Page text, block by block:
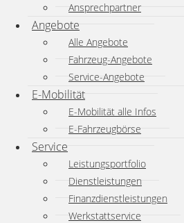
Ansprechpartner
Angebote
Alle Angebote
Fahrzeug-Angebote
Service-Angebote
E-Mobilität
E-Mobilität alle Infos
E-Fahrzeugbörse
Service
Leistungsportfolio
Dienstleistungen
Finanzdienstleistungen
Werkstattservice